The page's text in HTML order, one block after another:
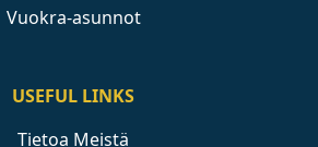
Vuokra-asunnot
USEFUL LINKS
Tietoa Meistä